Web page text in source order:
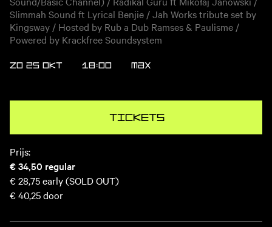
Slimmah Sound ft Lyrical Benjie / Jah Works tribute set by
Kingsway / Hosted by Rub a Dub Ramses & Paulisme /
Powered by Krackfree Soundsystem
ZO 25 OKT 18:00 MAX
Tickets
Prijs:
€ 34,50 regular
€ 28,75early (SOLD OUT)
€ 40,25door